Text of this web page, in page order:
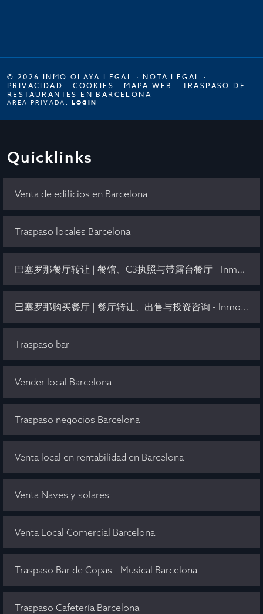
© 2026 INMO OLAYA LEGAL · NOTA LEGAL ·
PRIVACIDAD ·COOKIES · MAPA WEB · TRASPASO DE
RESTAURANTES EN BARCELONA
ÁREA PRIVADA: LOGIN
Quicklinks
Venta de edificios en Barcelona
Traspaso locales Barcelona
巴塞罗那餐厅转让 | 餐馆、C3执照与带露台餐厅 - Inmo Olaya
巴塞罗那购买餐厅 | 餐厅转让、出售与投资咨询 - Inmo Olaya
Traspaso bar
Vender local Barcelona
Traspaso negocios Barcelona
Venta local en rentabilidad en Barcelona
Venta Naves y solares
Venta Local Comercial Barcelona
Traspaso Bar de Copas - Musical Barcelona
Traspaso Cafetería Barcelona